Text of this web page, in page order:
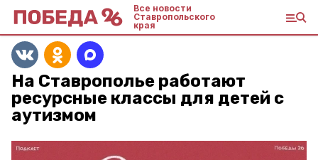
Все новости
Ставропольского
края
На Ставрополье работают
ресурсные классы для детей с
аутизмом